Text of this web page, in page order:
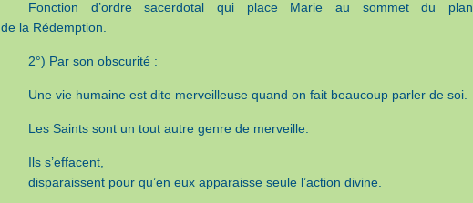
Fonction d’ordre sacerdotal qui place Marie au sommet du plan
de la Rédemption.
2°) Par son obscurité :
Une vie humaine est dite merveilleuse quand on fait beaucoup parler de soi.
Les Saints sont un tout autre genre de merveille.
Ils s’effacent,
disparaissent pour qu’en eux apparaisse seule l’action divine.